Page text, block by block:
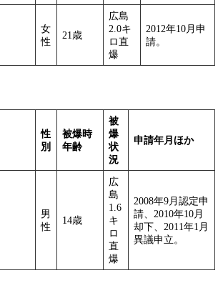
女
性
21歳
広島
2.0キ
ロ直
爆
2012年10月申
請。
性
別
被爆時
年齢
被
爆
状
況
申請年月ほか
男
性
14歳
広
島
1.6
キ
ロ
直
爆
2008年9月認定申
請、2010年10月
却下、2011年1月
異議申立。